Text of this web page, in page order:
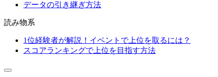
データの引き継ぎ方法
読み物系
1位経験者が解説！イベントで上位を取るには？
スコアランキングで上位を目指す方法